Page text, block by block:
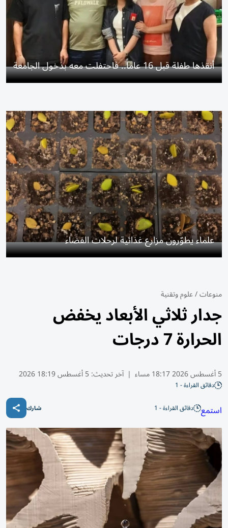
أنقذها طفلة قبل 16 عاماً.. فاحتفلت معه بدخول الجامعة
علماء يطوّرون مزارع غذائية لرحلات الفضاء
منوعات/علوم وتقنية
جدار ثلاثي الأبعاد يخفض
الحرارة 7 درجات
5 أغسطس 2026 18:17 مساء | آخر تحديث:5 أغسطس 18:19 2026
دقائق القراءة - 1
استمع دقائق القراءة - 1 شارك